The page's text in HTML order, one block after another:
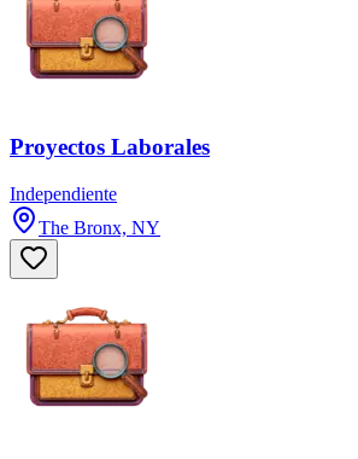
Proyectos Laborales
Independiente
The Bronx, NY